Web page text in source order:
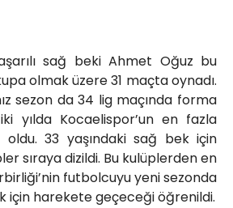
sağ beki Ahmet Oğuz bu
olmak üzere 31 maçta oynadı.
sezon da 34 lig maçında forma
yılda Kocaelispor’un en fazla
33 yaşındaki sağ bek için
sıraya dizildi. Bu kulüplerden en
futbolcuyu yeni sezonda
için harekete geçeceği öğrenildi.